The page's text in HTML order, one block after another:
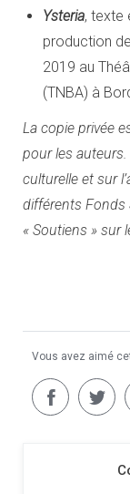
Ysteria, texte
production
2019 au
(TNBA) à
La copie privée
pour les
culturelle et sur
différents Fonds
« Soutiens » sur
Vous avez aimé